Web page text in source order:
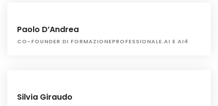
Paolo D’Andrea
CO-FOUNDER DI FORMAZIONEPROFESSIONALE.AI E AI4
Silvia Giraudo